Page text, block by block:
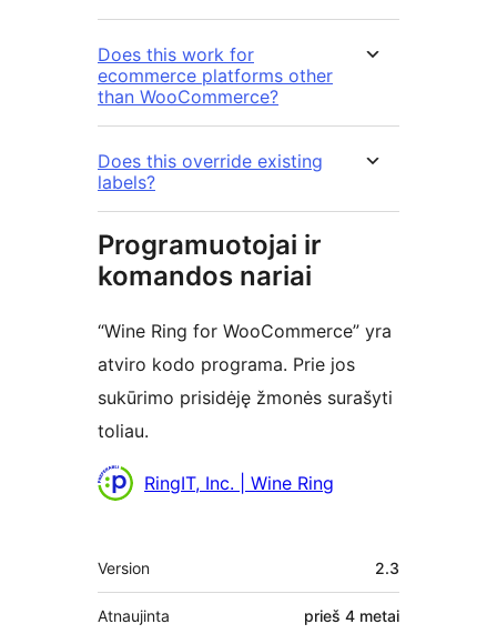
Does this work for
ecommerce platforms other
than WooCommerce?
Does this override existing
labels?
Programuotojai ir
komandos nariai
“Wine Ring for WooCommerce” yra
atviro kodo programa. Prie jos
sukūrimo prisidėję žmonės surašyti
toliau.
AutoriaiRingIT, Inc. | Wine Ring
Metainformacija
Version 2.3
Atnaujinta prieš 4 metai